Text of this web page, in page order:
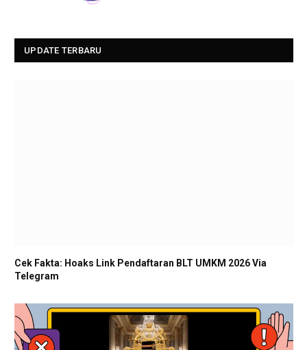
UPDATE TERBARU
Cek Fakta: Hoaks Link Pendaftaran BLT UMKM 2026 Via
Telegram